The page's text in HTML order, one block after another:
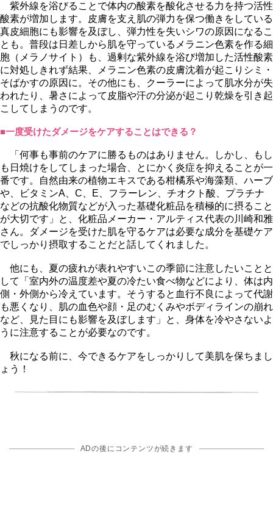
紫外線を浴びることで体内の酸素を酸化させる力を持つ活性
酸素が増加します。皮膚を支え肌の弾力を保つ働きをしている
真皮細胞にも影響を及ぼし、弾力性を失いシワの原因になるこ
とも。普段は日差しから肌を守っているメラニン色素を作る細
胞（メラノサイト）も、過剰な紫外線を浴び増加した活性酸素
に対処しきれず結果、メラニン色素の皮膚沈着が起こりシミ・
そばかすの原因に。その他にも、クーラーによって肌水分が失
われたり、暑さによって皮脂や汗の分泌が起こり乾燥を引き起
こしてしまうのです。
■一度受けたダメージをケアすることはできる？
「何事も事前のケアに勝るものはありません。しかし、もし
も日焼けをしてしまった場合、とにかく炎症を抑えることが一
番です。自然由来の植物エキスである柑橘系や海藻類、ハーブ
、ビタミンA、C、E、フラーレン、チオクト酸、プラチナ
などの抗酸化物質などが入った基礎化粧品を積極的に摂ること
が大切です」と、化粧品メーカー・アルティス代表の川崎和雅
さん。ダメージを受けた肌を守るケアは必要な成分を基礎ケア
でしっかり摂取することだと話してくれました。
他にも、夏の疲れが表れやすいこの季節に注意したいことと
して「室内外の温度差や夏の冷たい食べ物などにより、体は内
側・外側から冷えています。そうすると血行不良によって代謝
も悪くなり、肌の血色や顔・足のむくみやボディラインの崩れ
など、見た目にも影響を及ぼします」と、身体を冷やさないよ
うに注意することが必要なのです。
秋になる前に、今できるケアをしっかりして美肌を保ちまし
ょう！
ADの後にコンテンツが続きます